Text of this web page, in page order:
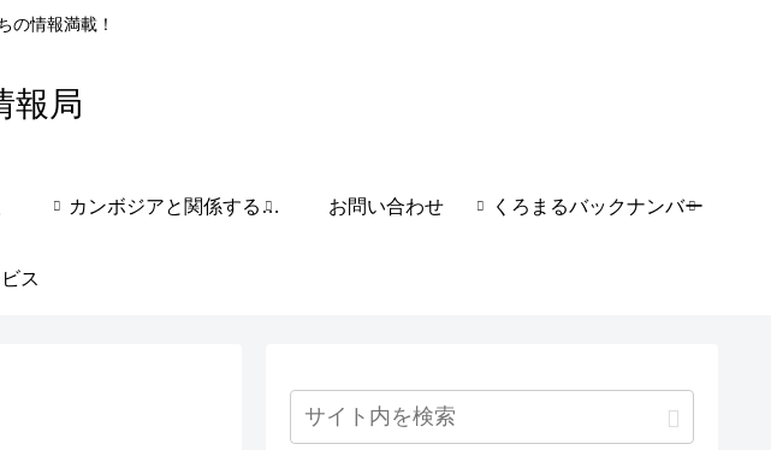
の情報満載！
報局
カンボジアと関係する日本人 お問い合わせ くろまるバックナンバー
ス